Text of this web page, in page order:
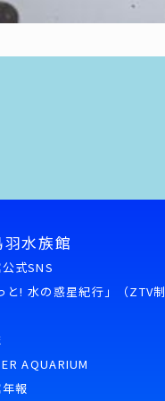
水族館
式SNS
と! 水の惑星紀行」（ZTV制
AQUARIUM
報